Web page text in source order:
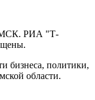
РИА "Т-
бизнеса, политики,
области.